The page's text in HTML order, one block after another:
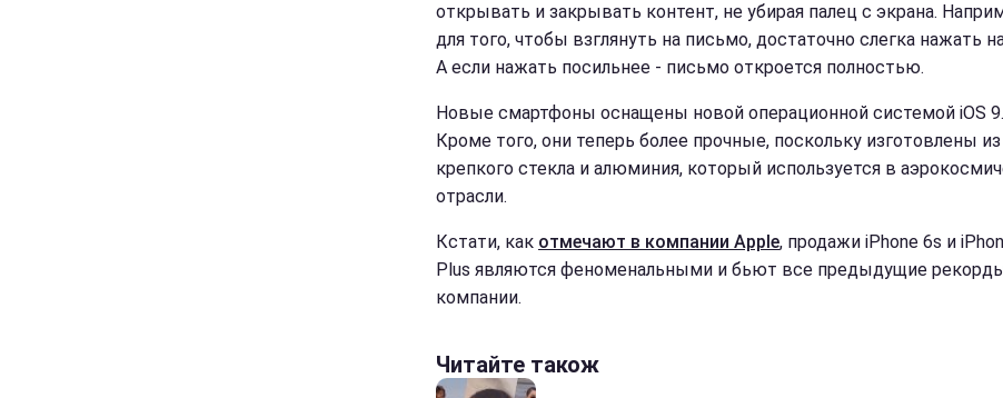
открывать и закрывать контент, не убирая палец с экрана.
для того, чтобы взглянуть на письмо, достаточно слегка нажать
А если нажать посильнее - письмо откроется полностью.
Новые смартфоны оснащены новой операционной системой iOS 9.
Кроме того, они теперь более прочные, поскольку изготовлены из
крепкого стекла и алюминия, который используется в
отрасли.
Кстати, как отмечают в компании Apple, продажи iPhone 6s и
Plus являются феноменальными и бьют все предыдущие
компании.
Читайте також